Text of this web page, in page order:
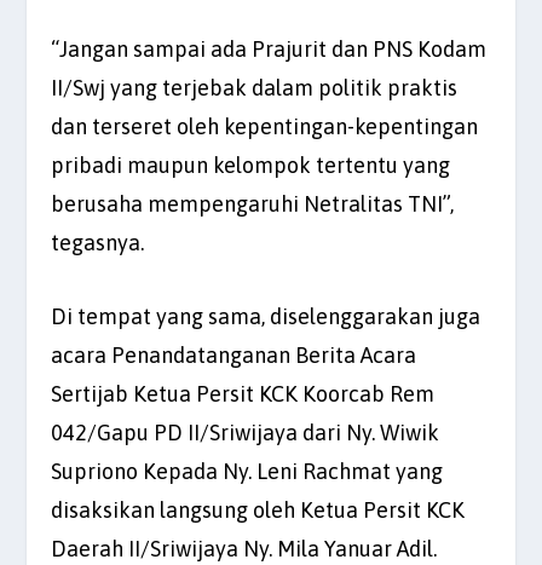
“Jangan sampai ada Prajurit dan PNS Kodam
II/Swj yang terjebak dalam politik praktis
dan terseret oleh kepentingan-kepentingan
pribadi maupun kelompok tertentu yang
berusaha mempengaruhi Netralitas TNI”,
tegasnya.
Di tempat yang sama, diselenggarakan juga
acara Penandatanganan Berita Acara
Sertijab Ketua Persit KCK Koorcab Rem
042/Gapu PD II/Sriwijaya dari Ny. Wiwik
Supriono Kepada Ny. Leni Rachmat yang
disaksikan langsung oleh Ketua Persit KCK
Daerah II/Sriwijaya Ny. Mila Yanuar Adil.